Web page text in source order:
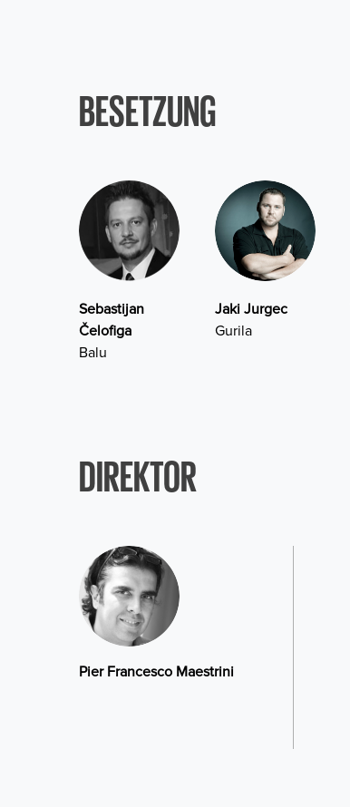
BESETZUNG
Sebastijan
Čelofiga
Balu
Jaki Jurgec
Gurila
DIREKTOR
Pier Francesco Maestrini